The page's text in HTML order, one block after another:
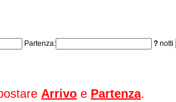
Partenza: ? notti
Arrivo e Partenza.